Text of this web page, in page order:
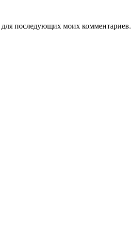
для последующих моих комментариев.